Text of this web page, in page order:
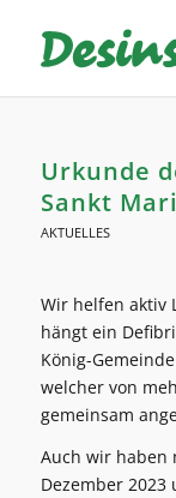
Urkunde
Sankt
AKTUELLES
Wir helfen aktiv
hängt ein
König-
welcher von
gemeinsam
Auch wir haben
Dezember